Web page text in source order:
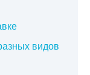
видов